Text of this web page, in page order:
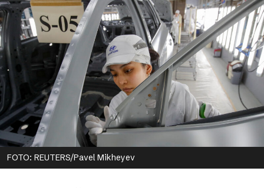
FOTO: REUTERS/Pavel Mikheyev